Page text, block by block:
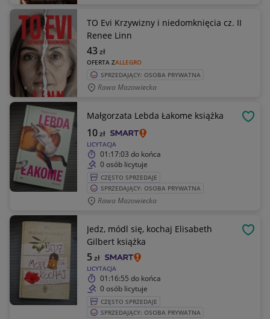
TO Evi Krzywizny i niedomknięcia cz. II
Renee Linn
OFERTA ZALLEGRO
43zł
SPRZEDAJĄCY: OSOBA PRYWATNA
Rawa Mazowiecka
Małgorzata Lebda Łakome książka
LICYTACJA
10zł
01:17:03 do końca
0 osób licytuje
CZĘSTO SPRZEDAJE
SPRZEDAJĄCY: OSOBA PRYWATNA
Rawa Mazowiecka
Jedz, módl się, kochaj Elisabeth
Gilbert książka
LICYTACJA
5zł
01:16:55 do końca
0 osób licytuje
CZĘSTO SPRZEDAJE
SPRZEDAJĄCY: OSOBA PRYWATNA